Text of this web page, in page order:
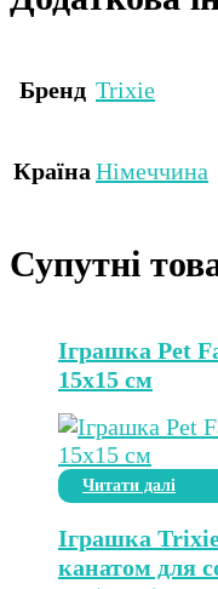
Бренд Trixie
Країна Німеччина
Супутні
Іграшка Pet
15х15 см
Читати далі
Іграшка
канатом для